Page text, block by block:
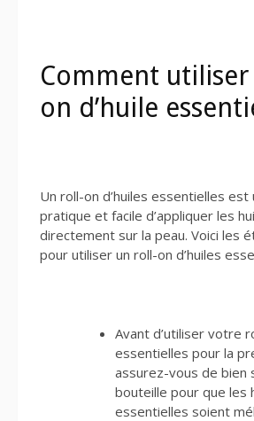
Comment
on d’huile
Un roll-on d’huiles essentielles est
pratique et facile d’appliquer les
directement sur la peau. Voici les
pour utiliser un roll-on d’huiles
Avant d’utiliser votre
essentielles pour la
assurez-vous de bien
bouteille pour que les
essentielles soient